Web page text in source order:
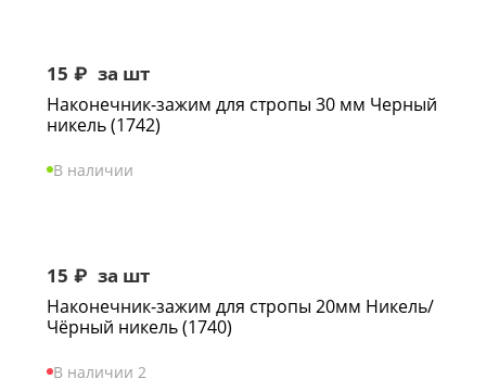
15 ₽ за шт
Наконечник-зажим для стропы 30 мм Черный
никель (1742)
В наличии
15 ₽ за шт
Наконечник-зажим для стропы 20мм Никель/
Чёрный никель (1740)
В наличии 2